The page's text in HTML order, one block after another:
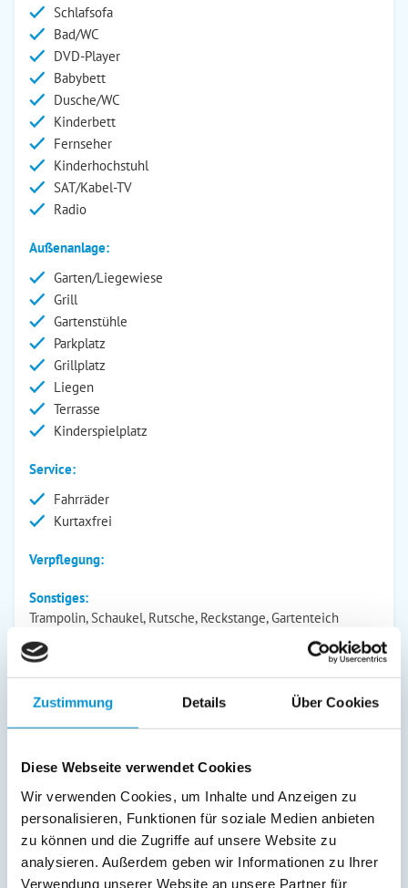
Zustimmung Details Über Cookies
Diese Webseite verwendet Cookies
Wir verwenden Cookies, um Inhalte und Anzeigen zu
personalisieren, Funktionen für soziale Medien anbieten
zu können und die Zugriffe auf unsere Website zu
analysieren. Außerdem geben wir Informationen zu Ihrer
Verwendung unserer Website an unsere Partner für
Schlafsofa
Bad/WC
DVD-Player
Babybett
Dusche/WC
Kinderbett
Fernseher
Kinderhochstuhl
SAT/Kabel-TV
Radio
Außenanlage:
Garten/Liegewiese
Grill
Gartenstühle
Parkplatz
Grillplatz
Liegen
Terrasse
Kinderspielplatz
Service:
Fahrräder
Kurtaxfrei
Verpflegung:
Sonstiges:
Trampolin, Schaukel, Rutsche, Reckstange, Gartenteich
(eingezäunt), Kinderroller, Kinder-Fahrradsitz, Bobbycar,
Babyreisebett, Strandspielzeug
Beschreibung
3 Schlafzimmer, 2 Bäder - der perfekte Familienurlaub mit
Kraksdorf/Neukirchen in Ostholstein
Der "Baltische Stern" bietet viel Platz und Abwechslung für
Ihren Familienurlaub: Strandnähe (Fahrräder vorhanden), ein